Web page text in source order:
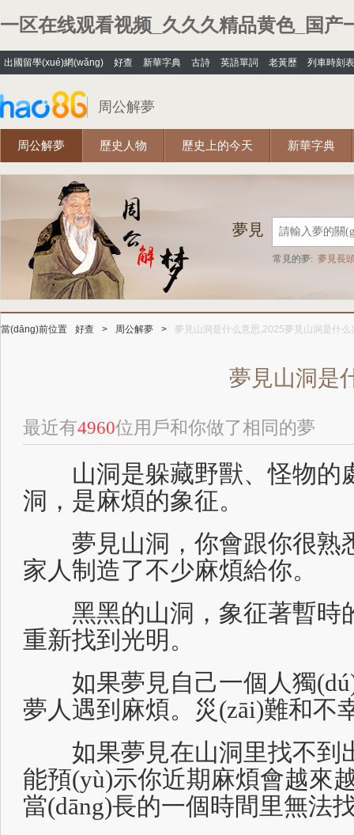
一区在线观看视频_久久久精品黄色_国产
出國留學(xué)網(wǎng) 好查 新華字典 古詩 英語單詞 老黃歷 列車時刻表
周公解夢
周公解夢 歷史人物 歷史上的今天 新華字典
漢語轉(zhuǎn)拼音 問答社區(qū)
夢見
常見的夢: 夢見長
當(dāng)前位置 好查 > 周公解夢 > 夢見山洞是什么意思,2025夢見山洞是什
夢見山洞是
最近有4960位用戶和你做了相同的夢
山洞是躲藏野獸、怪物的
洞，是麻煩的象征。
夢見山洞，你會跟你很熟
家人制造了不少麻煩給你。
黑黑的山洞，象征著暫時
重新找到光明。
如果夢見自己一個人獨
夢人遇到麻煩。災(zāi)難和不
如果夢見在山洞里找不到
能預(yù)示你近期麻煩會越來
當(dāng)長的一個時間里無法